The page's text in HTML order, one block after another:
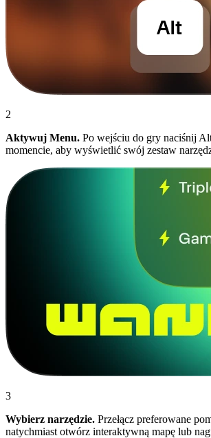
2
Aktywuj Menu. Po wejściu do gry naciśnij
momencie, aby wyświetlić swój zestaw
3
Wybierz narzędzie. Przełącz preferowane
natychmiast otwórz interaktywną mapę lub